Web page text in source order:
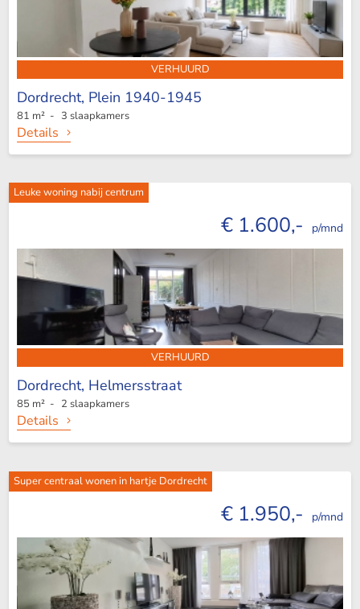
VERHUURD
Dordrecht, Plein 1940-1945
81 m² - 3 slaapkamers
Details
Leuke woning nabij centrum
€ 1.600,- p/mnd
VERHUURD
Dordrecht, Helmersstraat
85 m² - 2 slaapkamers
Details
Super centraal wonen in hartje Dordrecht
€ 1.950,- p/mnd